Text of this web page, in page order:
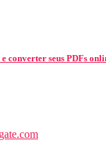
converter seus PDFs